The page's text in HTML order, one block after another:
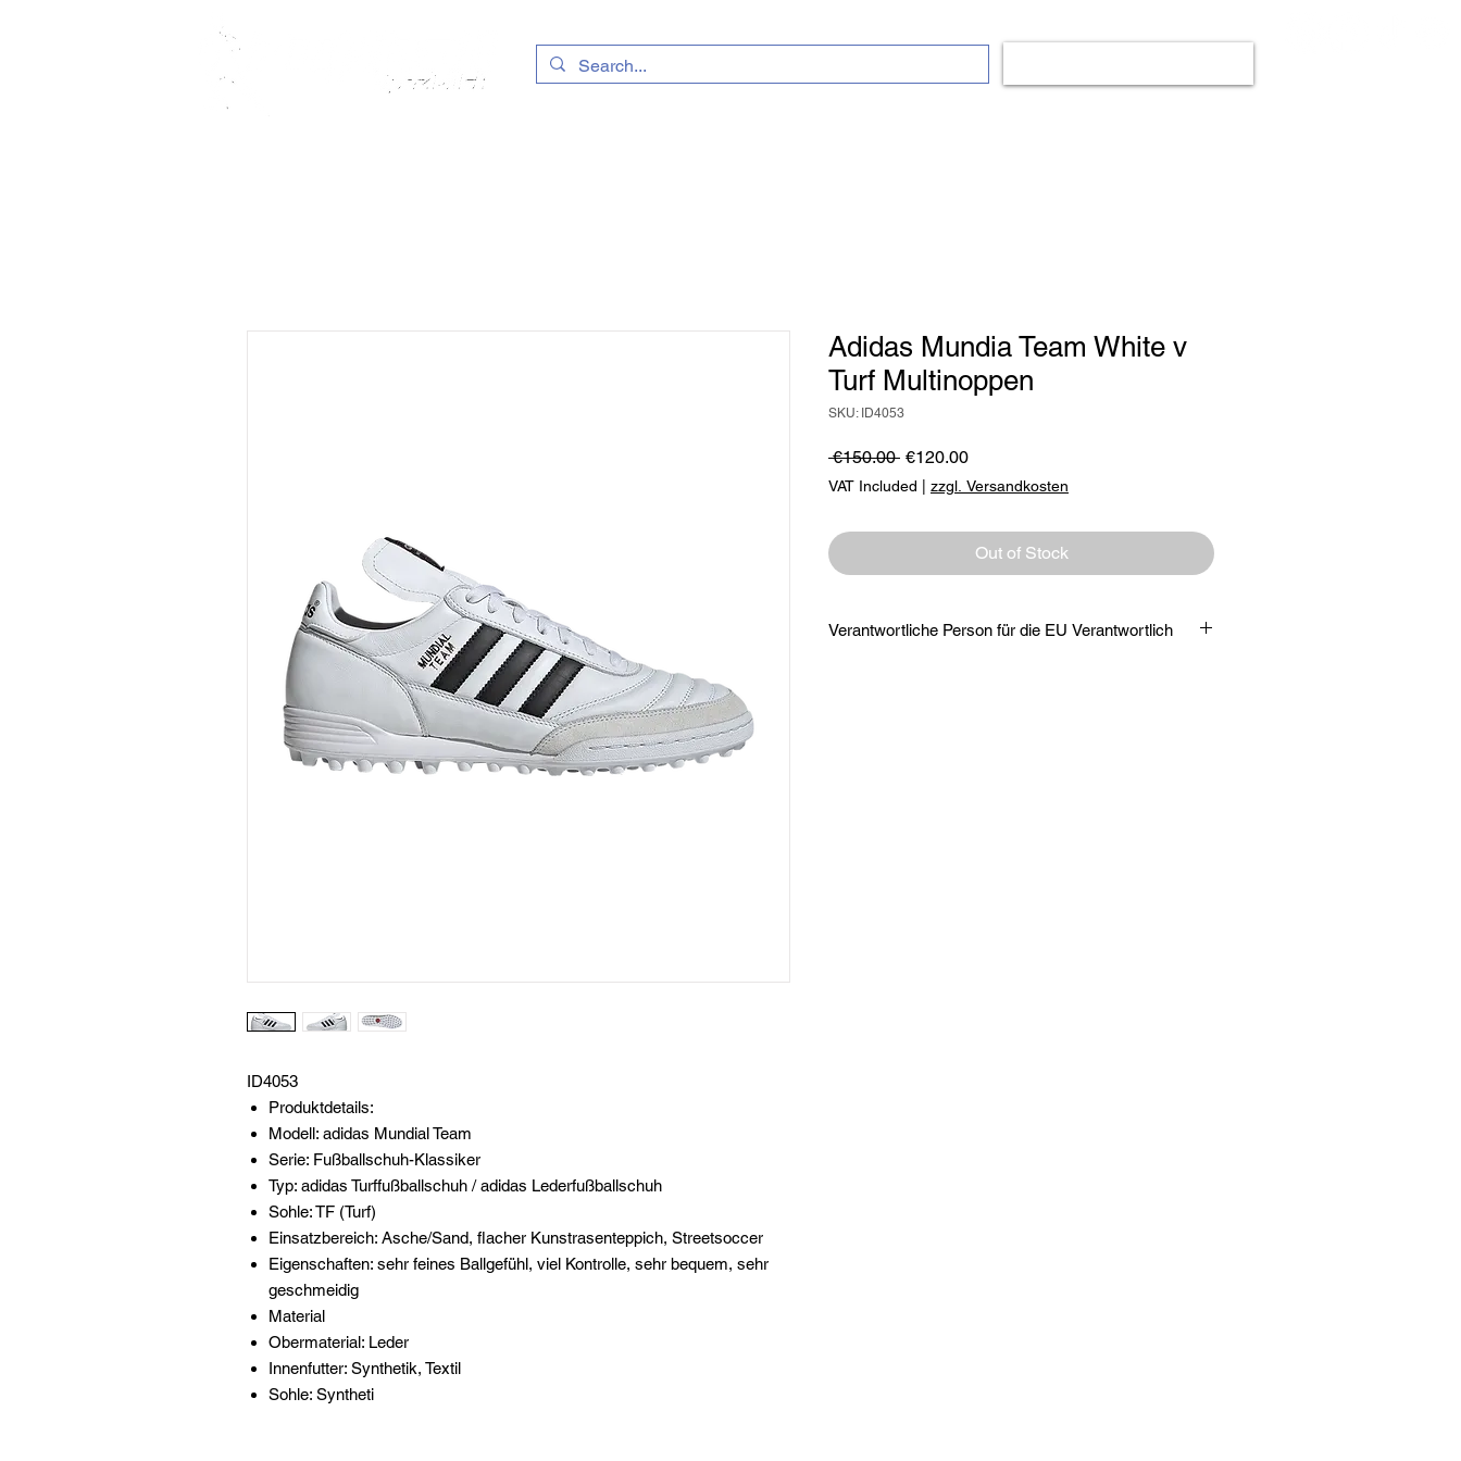
ID4053
Produktdetails:
Modell: adidas Mundial Team
Serie: Fußballschuh-Klassiker
Typ: adidas Turffußballschuh / adidas Lederfußballschuh
Sohle: TF (Turf)
Einsatzbereich: Asche/Sand, flacher Kunstrasenteppich, Streetsoccer
Eigenschaften: sehr feines Ballgefühl, viel Kontrolle, sehr bequem, sehr
geschmeidig
Material
Obermaterial: Leder
Innenfutter: Synthetik, Textil
Sohle: Syntheti
Adidas Mundia Team White v
Turf Multinoppen
SKU: ID4053
€150.00 Regular
Price
€120.00Sale
Price
VAT Included | zzgl. Versandkosten
Out of Stock
Verantwortliche Person für die EU Verantwortlich